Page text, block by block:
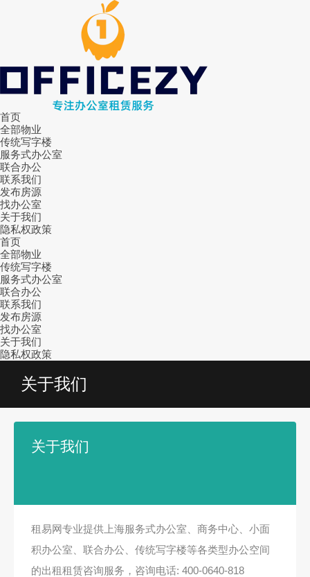
首页
全部物业
传统写字楼
服务式办公室
联合办公
联系我们
发布房源
找办公室
关于我们
隐私权政策
首页
全部物业
传统写字楼
服务式办公室
联合办公
联系我们
发布房源
找办公室
关于我们
隐私权政策
关于我们
关于我们
租易网专业提供上海服务式办公室、商务中心、小面
积办公室、联合办公、传统写字楼等各类型办公空间
的出租租赁咨询服务，咨询电话: 400-0640-818